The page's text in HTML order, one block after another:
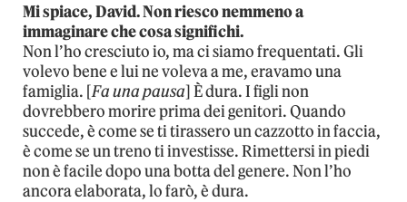
Mi spiace, David. Non riesco nemmeno a
immaginare che cosa significhi.
Non l’ho cresciuto io, ma ci siamo frequentati. Gli
volevo bene e lui ne voleva a me, eravamo una
famiglia. [Fa una pausa] È dura. I figli non
dovrebbero morire prima dei genitori. Quando
succede, è come se ti tirassero un cazzotto in faccia,
è come se un treno ti investisse. Rimettersi in piedi
non è facile dopo una botta del genere. Non l’ho
ancora elaborata, lo farò, è dura.